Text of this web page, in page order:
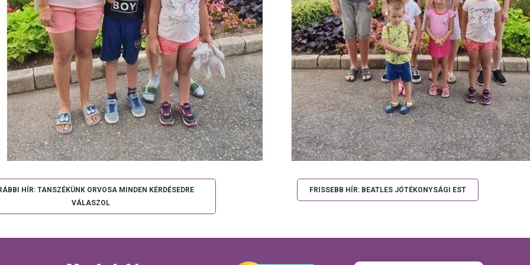
HÍR: TANSZÉKÜNK ORVOSA MINDEN KÉRDÉSEDRE
VÁLASZOL
FRISSEBB HÍR: BEATLES JÓTÉKONYSÁGI EST